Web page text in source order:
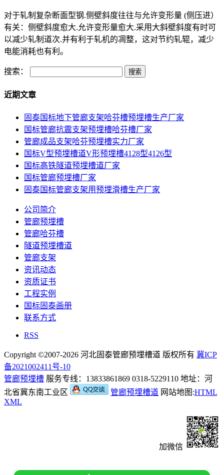
对于轧制复杂断面型钢.侧壁斜度往往与允许变形量 (侧压进）
有关：侧壁斜度愈大.允许变形量愈大.采用大斜壁斜度有时可
以减少轧制道次.并有利于轧机的凋整，这对节约轧辊，减少
电能消耗也有利。
搜索：
近期文章
固泰国标地下管廊支架哈芬槽预埋槽生产厂家
国标管廊抗震支架预埋槽哈芬槽厂家
管廊成品支架哈芬预埋槽实力厂家
国标V型预埋槽道V形预埋槽4128型4126型
国标高铁隧道预埋槽道厂家
国标管廊预埋槽厂家
固泰国标管廊支架用预埋滑槽生产厂家
公司简介
管廊预埋槽
管廊哈芬槽
隧道预埋槽道
管廊支架
资讯动态
资质证书
工程实例
国标固泰画册
联系方式
RSS
Copyright ©2007-2026 河北固泰管廊预埋槽道 版权所有 冀ICP
备2021002411号-10
管廊预埋槽 服务专线：13833861869 0318-5229110 地址：河
北省冀东南工业区
管廊预埋槽道 网站地图:HTML
XML
加微信